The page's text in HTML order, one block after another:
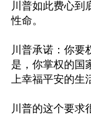
川普如此费心到
性命。
川普承诺：你要
是，你掌权的国
上幸福平安的生
川普的这个要求